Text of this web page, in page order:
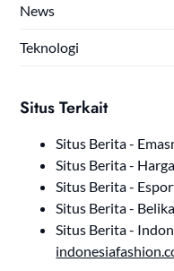
News
Teknologi
Situs Terkait
Situs Berita -
Situs Berita -
Situs Berita -
Situs Berita -
Situs Berita -